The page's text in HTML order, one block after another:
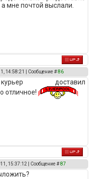
мне почтой выслали.
14:58:21 | Сообщение #86
доставил
отличное!
15:37:12 | Сообщение #87